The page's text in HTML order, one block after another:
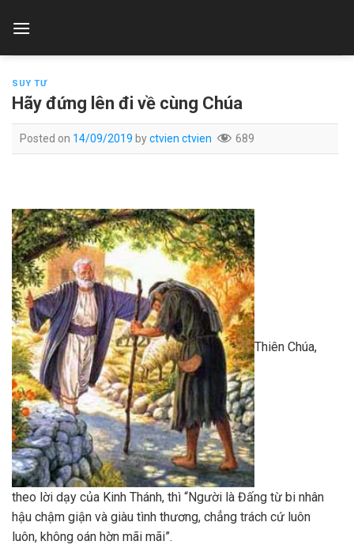
SUY TƯ
Hãy đứng lên đi về cùng Chúa
Posted on 14/09/2019 byctvien ctvien 689
Thiên Chúa,
theo lời dạy của Kinh Thánh, thì “Người là Đấng từ bi nhân
hậu chậm giận và giàu tình thương, chẳng trách cứ luôn
luôn, không oán hờn mãi mãi”.